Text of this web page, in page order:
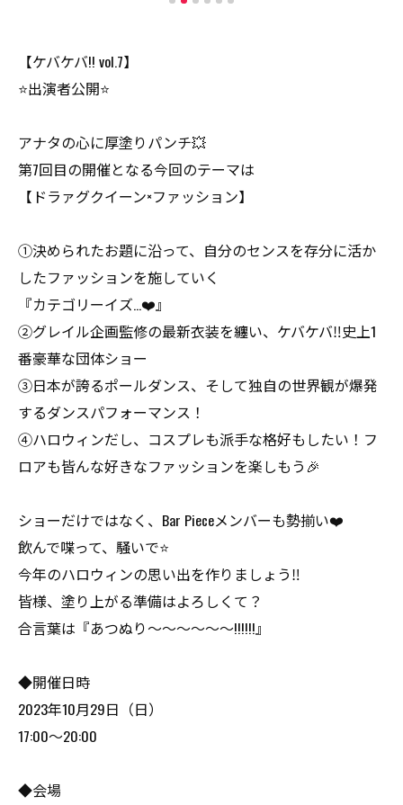
【ケバケバ!! vol.7】
⭐️出演者公開⭐️
アナタの心に厚塗りパンチ💥
第7回目の開催となる今回のテーマは
【ドラァグクイーン×ファッション】
①決められたお題に沿って、自分のセンスを存分に活か
したファッションを施していく
『カテゴリーイズ…❤️』
②グレイル企画監修の最新衣装を纏い、ケバケバ‼︎史上1
番豪華な団体ショー
③日本が誇るポールダンス、そして独自の世界観が爆発
するダンスパフォーマンス！
④ハロウィンだし、コスプレも派手な格好もしたい！フ
ロアも皆んな好きなファッションを楽しもう🎉
ショーだけではなく、Bar Pieceメンバーも勢揃い❤️
飲んで喋って、騒いで⭐️
今年のハロウィンの思い出を作りましょう‼️
皆様、塗り上がる準備はよろしくて？
合言葉は『あつぬり～～～～～〜!!!!!!』
◆開催日時
2023年10月29日（日）
17:00～20:00
◆会場